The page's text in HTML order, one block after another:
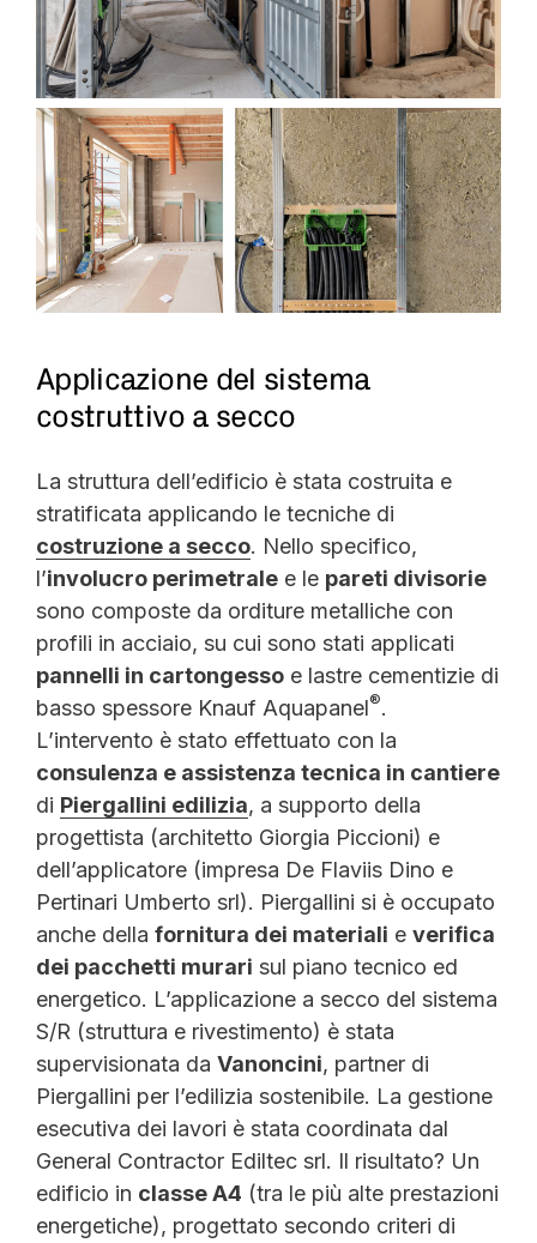
Applicazione del sistema
costruttivo a secco
La struttura dell’edificio è stata costruita e
stratificata applicando le tecniche di
costruzione a secco. Nello specifico,
l’involucro perimetrale e le pareti divisorie
sono composte da orditure metalliche con
profili in acciaio, su cui sono stati applicati
pannelli in cartongesso e lastre cementizie di
basso spessore Knauf Aquapanel®.
L’intervento è stato effettuato con la
consulenza e assistenza tecnica in cantiere
di Piergallini edilizia, a supporto della
progettista (architetto Giorgia Piccioni) e
dell’applicatore (impresa De Flaviis Dino e
Pertinari Umberto srl). Piergallini si è occupato
anche della fornitura dei materiali e verifica
dei pacchetti murari sul piano tecnico ed
energetico. L’applicazione a secco del sistema
S/R (struttura e rivestimento) è stata
supervisionata da Vanoncini, partner di
Piergallini per l’edilizia sostenibile. La gestione
esecutiva dei lavori è stata coordinata dal
General Contractor Ediltec srl. Il risultato? Un
edificio in classe A4 (tra le più alte prestazioni
energetiche), progettato secondo criteri di